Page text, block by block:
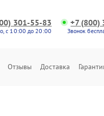
301-55-83
с 10:00 до 20:00
+7 (800)
Звонок
Отзывы Доставка